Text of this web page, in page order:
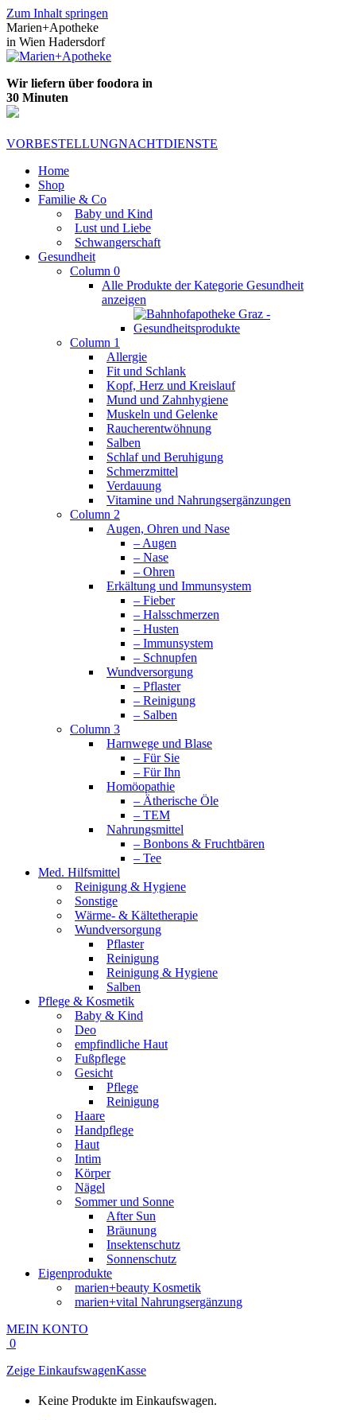
Zum Inhalt springen
Marien+Apotheke
in Wien Hadersdorf
Wir liefern über foodora in
30 Minuten
VORBESTELLUNGNACHTDIENSTE
Home
Shop
Familie & Co
Baby und Kind
Lust und Liebe
Schwangerschaft
Gesundheit
Column 0
Alle Produkte der Kategorie Gesundheit
anzeigen
Column 1
Allergie
Fit und Schlank
Kopf, Herz und Kreislauf
Mund und Zahnhygiene
Muskeln und Gelenke
Raucherentwöhnung
Salben
Schlaf und Beruhigung
Schmerzmittel
Verdauung
Vitamine und Nahrungsergänzungen
Column 2
Augen, Ohren und Nase
– Augen
– Nase
– Ohren
Erkältung und Immunsystem
– Fieber
– Halsschmerzen
– Husten
– Immunsystem
– Schnupfen
Wundversorgung
– Pflaster
– Reinigung
– Salben
Column 3
Harnwege und Blase
– Für Sie
– Für Ihn
Homöopathie
– Ätherische Öle
– TEM
Nahrungsmittel
– Bonbons & Fruchtbären
– Tee
Med. Hilfsmittel
Reinigung & Hygiene
Sonstige
Wärme- & Kältetherapie
Wundversorgung
Pflaster
Reinigung
Reinigung & Hygiene
Salben
Pflege & Kosmetik
Baby & Kind
Deo
empfindliche Haut
Fußpflege
Gesicht
Pflege
Reinigung
Haare
Handpflege
Haut
Intim
Körper
Nägel
Sommer und Sonne
After Sun
Bräunung
Insektenschutz
Sonnenschutz
Eigenprodukte
marien+beauty Kosmetik
marien+vital Nahrungsergänzung
MEIN KONTO
0
Zeige EinkaufswagenKasse
Keine Produkte im Einkaufswagen.